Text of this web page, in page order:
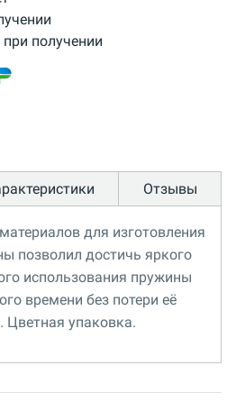
получении
Отзывы
для изготовления
позволил достичь яркого
использования пружины
времени без потери её
Цветная упаковка.